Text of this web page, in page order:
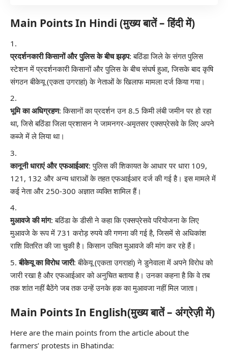
Main Points In Hindi (मुख्य बातें – हिंदी में)
प्रदर्शनकारी किसानों और पुलिस के बीच झड़प: बठिंडा जिले के संगत पुलिस
स्टेशन में प्रदर्शनकारी किसानों और पुलिस के बीच संघर्ष हुआ, जिसके बाद कृषि
संगठन बीकेयू (एकता उगराहां) के नेताओं के खिलाफ मामला दर्ज किया गया।
भूमि का अधिग्रहण: किसानों का प्रदर्शन उन 8.5 किमी लंबी जमीन पर हो रहा
था, जिसे बठिंडा जिला प्रशासन ने जामनगर-अमृतसर एक्सप्रेसवे के लिए अपने
कब्जे में ले लिया था।
कानूनी धाराएं और एफआईआर: पुलिस की शिकायत के आधार पर धारा 109,
121, 132 और अन्य धाराओं के तहत एफआईआर दर्ज की गई है। इस मामले में
कई नेता और 250-300 अज्ञात व्यक्ति शामिल हैं।
मुआवजे की मांग: बठिंडा के डीसी ने कहा कि एक्सप्रेसवे परियोजना के लिए
मुआवजे के रूप में 731 करोड़ रुपये की गणना की गई है, जिसमें से अधिकांश
राशि वितरित की जा चुकी है। किसान उचित मुआवजे की मांग कर रहे हैं।
बीकेयू का विरोध जारी: बीकेयू (एकता उगराहां) ने डुनेवाला में अपने विरोध को
जारी रखा है और एफआईआर को अनुचित बताया है। उनका कहना है कि वे तब
तक शांत नहीं बैठेंगे जब तक उन्हें उनके हक का मुआवजा नहीं मिल जाता।
Main Points In English(मुख्य बातें – अंग्रेज़ी में)
Here are the main points from the article about the
farmers’ protests in Bhatinda: